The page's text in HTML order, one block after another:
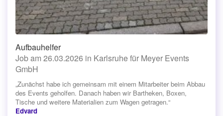
Aufbauhelfer
Job am 26.03.2026 in Karlsruhe für Meyer Events
GmbH
„Zunächst habe ich gemeinsam mit einem Mitarbeiter beim Abbau
des Events geholfen. Danach haben wir Bartheken, Boxen,
Tische und weitere Materialien zum Wagen getragen.“
Edvard